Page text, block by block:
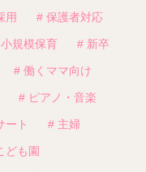
用 # 保護者対応
規模保育 # 新卒
# 働くママ向け
# ピアノ・音楽
ート # 主婦
ども園